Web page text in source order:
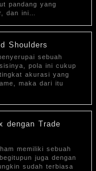
pandang yang
dan ini…
Shoulders
sebuah
pola ini cukup
akurasi yang
maka dari itu
dengan Trade
memiliki sebuah
juga dengan
sudah terbiasa